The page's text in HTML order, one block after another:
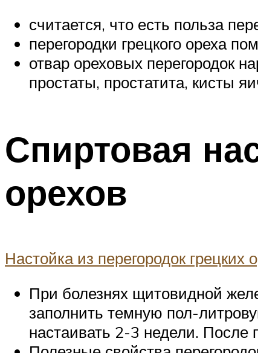
считается, что есть польза
перегородки грецкого ореха
отвар ореховых перегородок
простаты, простатита, кисты
Спиртовая
орехов
Настойка из перегородок грецких
При болезнях щитовидной
заполнить темную пол-
настаивать 2-3 недели. После